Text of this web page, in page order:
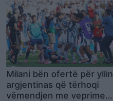
Milani bën ofertë për yllin
argjentinas që tërhoqi
vëmendjen me veprimet